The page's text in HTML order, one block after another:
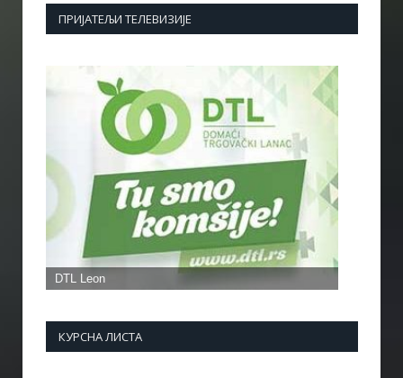
ПРИЈАТЕЉИ ТЕЛЕВИЗИЈЕ
КУРСНА ЛИСТА